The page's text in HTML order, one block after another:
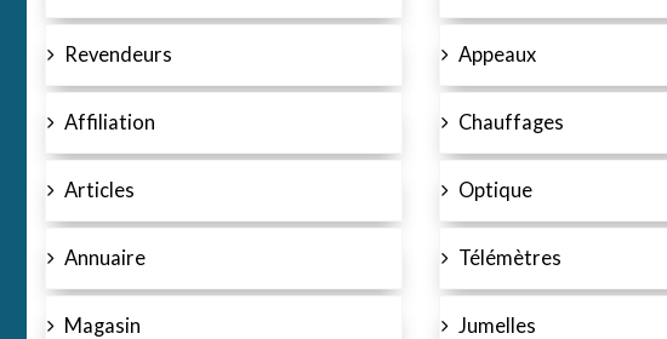
Revendeurs
Affiliation
Articles
Annuaire
Magasin
Appeaux
Chauffages
Optique
Télémètres
Jumelles